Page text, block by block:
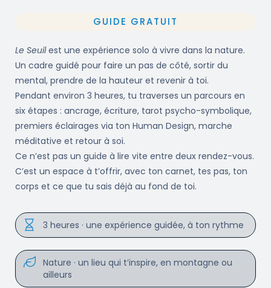
GUIDE GRATUIT
Le Seuilest une expérience solo à vivre dans la nature.
Un cadre guidé pour faire un pas de côté, sortir du
mental, prendre de la hauteur et revenir à toi.
Pendant environ 3 heures, tu traverses un parcours en
six étapes : ancrage, écriture, tarot psycho-symbolique,
premiers éclairages via ton Human Design, marche
méditative et retour à soi.
Ce n’est pas un guide à lire vite entre deux rendez-vous.
C’est un espace à t’offrir, avec ton carnet, tes pas, ton
corps et ce que tu sais déjà au fond de toi.
3 heures · une expérience guidée, à ton rythme
Nature · un lieu qui t’inspire, en montagne ou
ailleurs